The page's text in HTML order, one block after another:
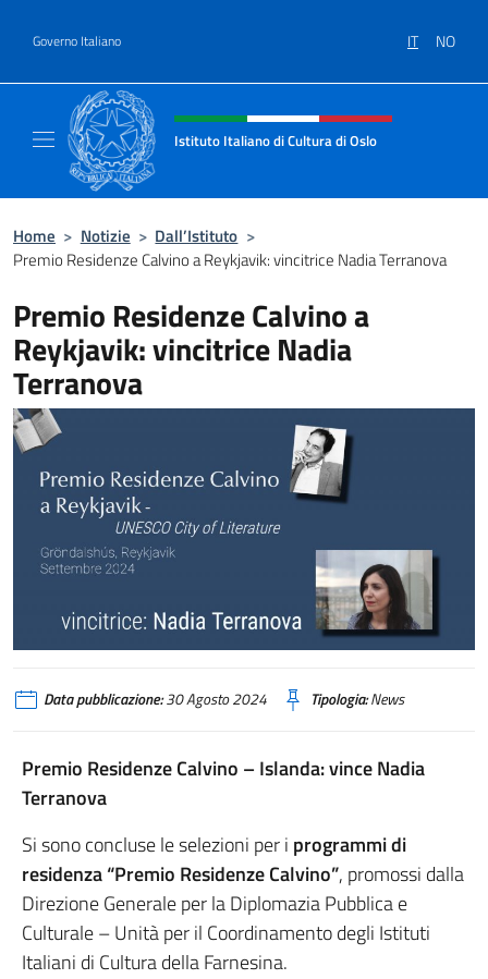
Governo Italiano IT NO
Intestazione sito, social e menù
Istituto Italiano di Cultura di Oslo
Home > Notizie > Dall’Istituto >
Premio Residenze Calvino a Reykjavik: vincitrice Nadia Terranova
Premio Residenze Calvino a
Reykjavik: vincitrice Nadia
Terranova
Data pubblicazione:30 Agosto 2024 Tipologia:News
Premio Residenze Calvino – Islanda: vince Nadia
Terranova
Si sono concluse le selezioni per i programmi di
residenza “Premio Residenze Calvino”, promossi dalla
Direzione Generale per la Diplomazia Pubblica e
Culturale – Unità per il Coordinamento degli Istituti
Italiani di Cultura della Farnesina.